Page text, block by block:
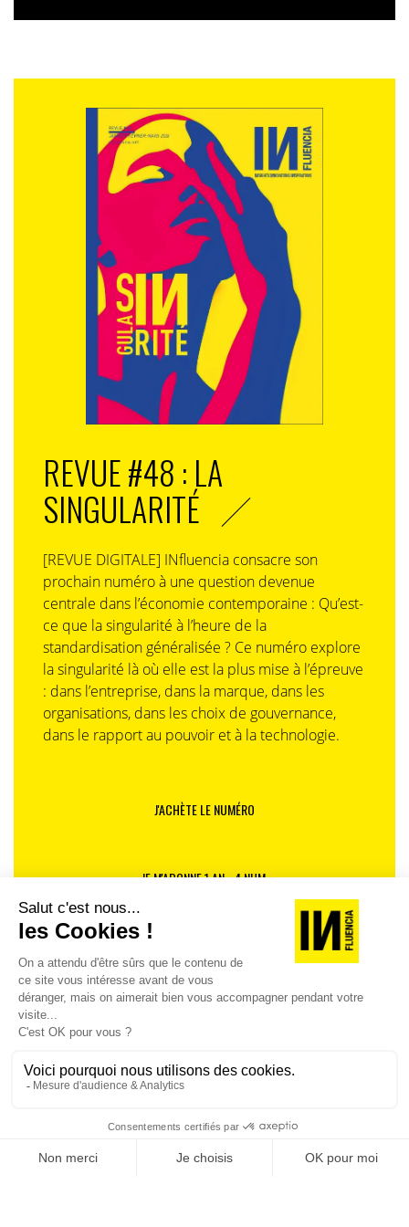
REVUE #48 : LA
SINGULARITÉ
[REVUE DIGITALE] INfluencia consacre son
prochain numéro à une question devenue
centrale dans l’économie contemporaine : Qu’est-
ce que la singularité à l’heure de la
standardisation généralisée ? Ce numéro explore
la singularité là où elle est la plus mise à l’épreuve
: dans l’entreprise, dans la marque, dans les
organisations, dans les choix de gouvernance,
dans le rapport au pouvoir et à la technologie.
J'ACHÈTE LE NUMÉRO
JE M'ABONNE 1 AN - 4 NUM.
JE DÉCOUVRE LES NUMÉROS PRÉCÉDENTS
Je suis déjà abonné(e) :je consulte la revue en